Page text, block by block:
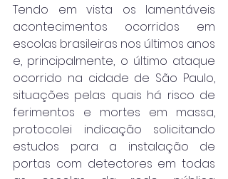
Tendo em vista os lamentáveis
acontecimentos ocorridos em
escolas brasileiras nos últimos anos
e, principalmente, o último ataque
ocorrido na cidade de São Paulo,
situações pelas quais há risco de
ferimentos e mortes em massa,
protocolei indicação solicitando
estudos para a instalação de
portas com detectores em todas